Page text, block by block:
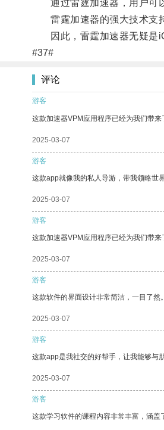
通过雷霆加速器，用户可以
雷霆加速器的强大技术支持
因此，雷霆加速器无疑是
#37#
评论
游客
这款加速器VPM应用程序已经为我们带来
2025-03-07
游客
这款app就像我的私人导游，带我领略世
2025-03-07
游客
这款加速器VPM应用程序已经为我们带来
2025-03-07
游客
这款软件的界面设计非常简洁，一目了然。
2025-03-07
游客
这款app是我社交的好帮手，让我能够与
2025-03-07
游客
这款学习软件的课程内容非常丰富，涵盖